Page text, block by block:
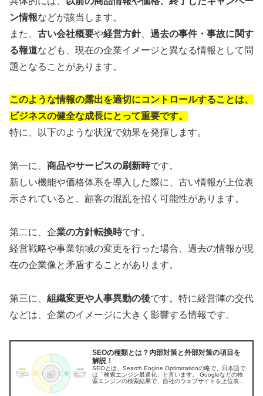
ン情報などが該当します。
また、 古い会社概要や経営方針、 過去の事件・事故に関す
る報道なども、現在の企業イメージと異なる情報として問
題となることがあります。
このような情報の露出を適切にコントロールすることは、
ビジネスの健全な成長にとって重要です。
特に、以下のような状況で効果を発揮します。
第一に、 商品やサービスの刷新時です。
新しい機能や価格体系を導入した際に、古い情報が上位表
示されていると、顧客の混乱を招く可能性があります。
第二に、企業の方針転換時です。
経営戦略や事業領域の変更を行った場合、過去の情報が現
在の企業像と矛盾することがあります。
第三に、 組織変更や人事異動の後です。特に経営陣の交代
などは、企業のイメージに大きく影響する情報です。
SEOの種類とは？内部対策と外部対策の項目を
解説！
SEOとは、Search Engine Optimizationの略で、日本語で
は「検索エンジン最適化」と言います。 Googleなどの検
索エンジンの検索結果で、自社のウェブサイトを上位表示